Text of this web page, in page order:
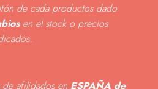
de cada productos dado
en el stock o precios
.
de afilidados en ESPAÑA de